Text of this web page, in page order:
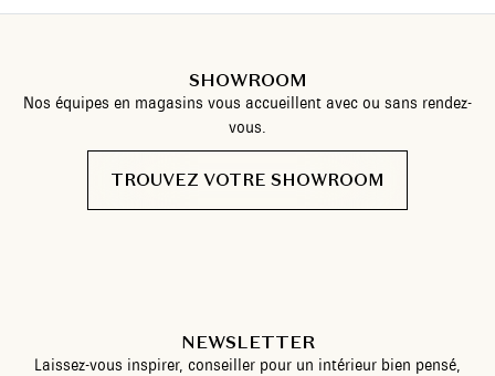
SHOWROOM
Nos équipes en magasins vous accueillent avec ou sans rendez-
vous.
TROUVEZ VOTRE SHOWROOM
NEWSLETTER
Laissez-vous inspirer, conseiller pour un intérieur bien pensé,